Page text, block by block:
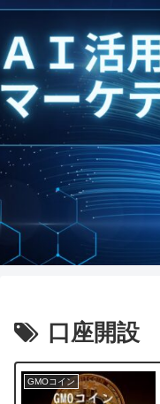
口座開設
GMOコイン